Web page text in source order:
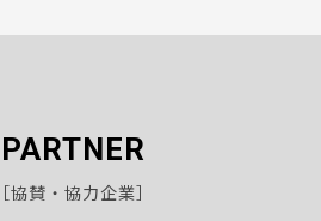
PARTNER
［協賛・協力企業］